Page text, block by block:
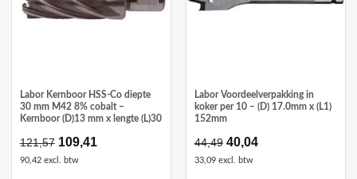
Labor Kernboor HSS-Co diepte
30 mm M42 8% cobalt –
Kernboor (D)13 mm x lengte (L)30
121,57 Oorspronkelijke
prijs
was:
109,41
90,42 excl. btw
Labor Voordeelverpakking in
koker per 10 – (D) 17.0mm x (L1)
152mm
44,49 Oorspronkelijke
prijs
was:
40,04Huidige
33,09 excl. btw